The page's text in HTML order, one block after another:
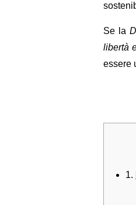
Se la
libertà
essere
1.